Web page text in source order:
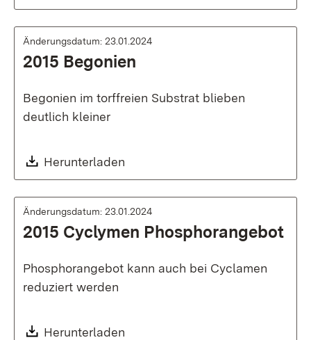
Änderungsdatum: 23.01.2024
2015 Begonien
Begonien im torffreien Substrat blieben
deutlich kleiner
Download:
Herunterladen
Änderungsdatum: 23.01.2024
2015 Cyclymen Phosphorangebot
Phosphorangebot kann auch bei Cyclamen
reduziert werden
Download:
Herunterladen